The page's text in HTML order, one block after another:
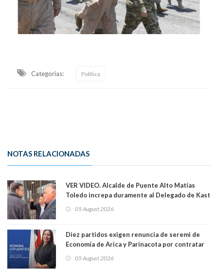
Categorias: Política
NOTAS RELACIONADAS
VER VIDEO. Alcalde de Puente Alto Matías
Toledo increpa duramente al Delegado de Kast
delegado nuevamente arrancando"
05 August 2026
Diez partidos exigen renuncia de seremi de
Economía de Arica y Parinacota por contratar
una militante de RN, detenida con 47 kilos de
05 August 2026